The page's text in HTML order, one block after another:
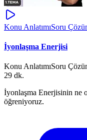
Konu AnlatımıSoru
İyonlaşma Enerjisi
Konu AnlatımıSoru
29 dk.
İyonlaşma Enerjisinin ne
öğreniyoruz.